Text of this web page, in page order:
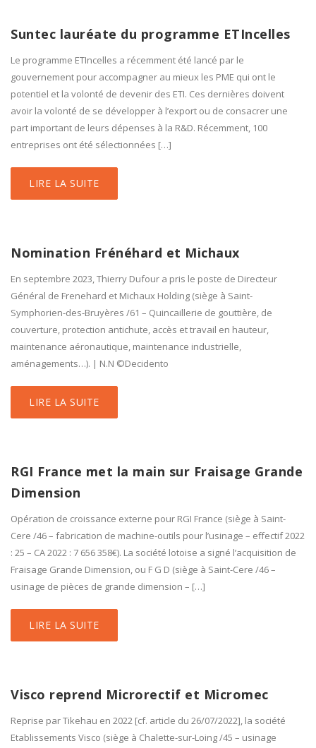
Suntec lauréate du programme ETIncelles
Le programme ETIncelles a récemment été lancé par le
gouvernement pour accompagner au mieux les PME qui ont le
potentiel et la volonté de devenir des ETI. Ces dernières doivent
avoir la volonté de se développer à l’export ou de consacrer une
part important de leurs dépenses à la R&D. Récemment, 100
entreprises ont été sélectionnées […]
LIRE LA SUITE
Nomination Frénéhard et Michaux
En septembre 2023, Thierry Dufour a pris le poste de Directeur
Général de Frenehard et Michaux Holding (siège à Saint-
Symphorien-des-Bruyères /61 – Quincaillerie de gouttière, de
couverture, protection antichute, accès et travail en hauteur,
maintenance aéronautique, maintenance industrielle,
aménagements…). | N.N ©Decidento
LIRE LA SUITE
RGI France met la main sur Fraisage Grande
Dimension
Opération de croissance externe pour RGI France (siège à Saint-
Cere /46 – fabrication de machine-outils pour l’usinage – effectif 2022
: 25 – CA 2022 : 7 656 358€). La société lotoise a signé l’acquisition de
Fraisage Grande Dimension, ou F G D (siège à Saint-Cere /46 –
usinage de pièces de grande dimension – […]
LIRE LA SUITE
Visco reprend Microrectif et Micromec
Reprise par Tikehau en 2022 [cf. article du 26/07/2022], la société
Etablissements Visco (siège à Chalette-sur-Loing /45 – usinage